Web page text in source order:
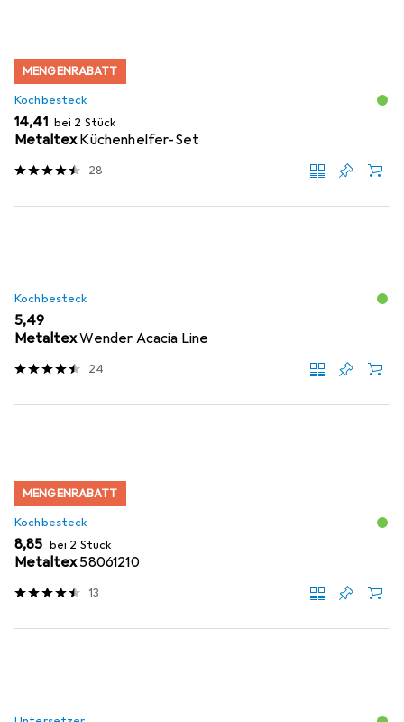
MENGENRABATT
Kochbesteck
EUR
14,41 bei 2 Stück
MetaltexKüchenhelfer-Set
28
Kochbesteck
EUR
5,49
MetaltexWender Acacia Line
24
MENGENRABATT
Kochbesteck
EUR
8,85 bei 2 Stück
Metaltex58061210
13